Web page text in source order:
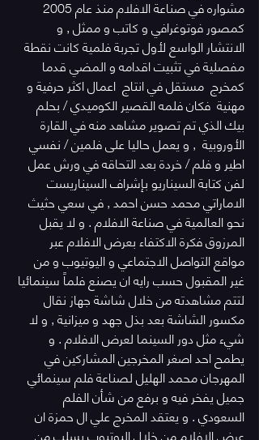
كمصور فوتوغرافي و كاتب و ممثل , و
الانتشار الواسع لأول تجربة فلمية كانت نقطة
مفصلية في تثبيت اقدامه و المضي قدما
كمخرج  مستقل في انتاج  اعمال اكثر حرفية و
مهنية  فكان فلمه القصير الكوميدي / بحلم
بيك الذي تم تصوير مشاهد منه في القارة
الأوروبية  , و يعمل حاليا على فلمين / نفسي
اطير و فلم / خردة بعد التحاقه في ورش عمل
لفن كتابة السيناريو بإشراف السيناريست
الاماراتي محمد حسن احمد , في سعي حثيث
نحو العالمية في صناعة الافلام . و لا يقبل
المرزوق فكرة الاكتفاء بعرض الافلام عبر
مواقع التواصل الاجتماعي و اليوتيوب و من
غير المقبول حسب رايه ان يصنع فلماً سينمائيا
لتتم مشاهدته من خلال شاشة جهاز نقال
مكسور الشاشة بعد بذل جهد و ميزانية , و لا
شيء مثل دور السينما لعرض الافلام . و
يطمح احد اصغر المخرجين المشاركين في
المهرجان محمد الهليل لصناعة فلم سينمائي
جميل يفخر فيه و برفع من شأن الفلم
السعودي . و يعتقد المخرج علي ال حمزة ان
عرض الافلام من خلال اليوتيوب يسلب من